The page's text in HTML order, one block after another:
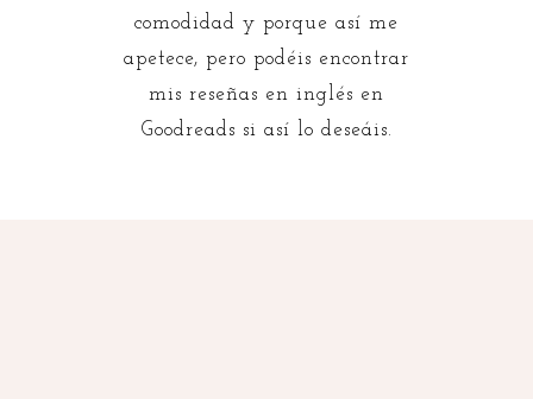
comodidad y porque así me
apetece, pero podéis encontrar
mis reseñas en inglés en
Goodreads si así lo deseáis.